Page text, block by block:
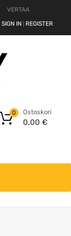
VERTAA
SIGN IN REGISTER
Ostoskori
0,00 €
0